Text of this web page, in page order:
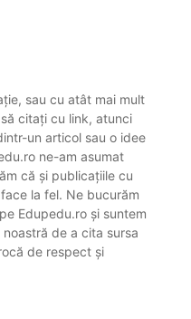
sau cu atât mai mult
citați cu link, atunci
un articol sau o idee
ne-am asumat
că și publicațiile cu
la fel. Ne bucurăm
Edupedu.ro și suntem
de a cita sursa
de respect și